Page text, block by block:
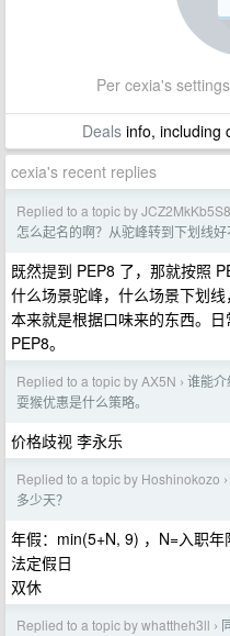
Per cexia's
Dealsinfo, including
cexia's recent replies
Replied to a topic by
怎么起名的啊？从驼峰转到下划线
既然提到 PEP8 了，那就按照
什么场景驼峰，什么场景下划线
本来就是根据口味来的东西。
PEP8。
Replied to a topic by AX5N › 谁能
耍猴优惠是什么策略。
价格歧视 李永乐
Replied to a topic by Hoshinokozo ›
多少天？
年假：min(5+N, 9) ，N=入职年
法定假日
双休
Replied to a topic by whattheh3ll ›